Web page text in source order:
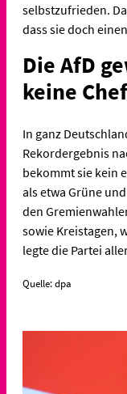
selbstzufrieden.
dass sie doch
Die AfD
keine
In ganz
Rekordergebnis
bekommt sie kein
als etwa Grüne
den
sowie Kreistagen,
legte die Partei
Quelle: dpa